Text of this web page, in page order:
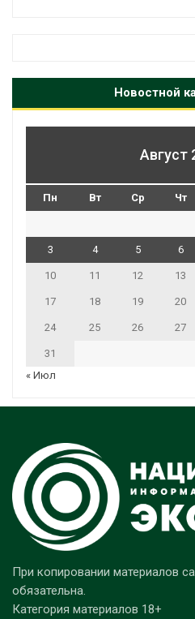
Новостной
Август
Пн Вт Ср Чт
3 4 5 6
10 11 12 13
17 18 19 20
24 25 26 27
31
« Июл
При копировании материалов
обязательна.
Категория материалов 18+